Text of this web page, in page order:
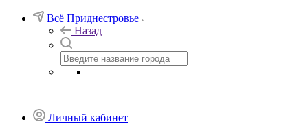
Всё Приднестровье
Назад
Личный кабинет